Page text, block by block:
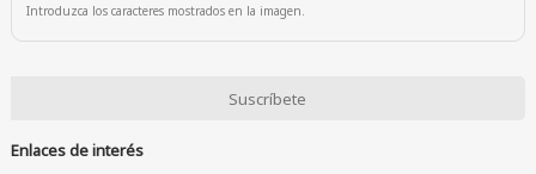
Introduzca los caracteres mostrados en la imagen.
Enlaces de interés